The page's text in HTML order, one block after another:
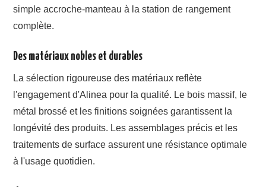
simple accroche-manteau à la station de rangement
complète.
Des matériaux nobles et durables
La sélection rigoureuse des matériaux reflète
l'engagement d'Alinea pour la qualité. Le bois massif, le
métal brossé et les finitions soignées garantissent la
longévité des produits. Les assemblages précis et les
traitements de surface assurent une résistance optimale
à l'usage quotidien.